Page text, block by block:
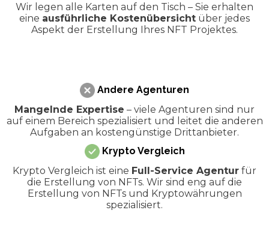
Wir legen alle Karten auf den Tisch – Sie erhalten
eine ausführliche Kostenübersicht über jedes
Aspekt der Erstellung Ihres NFT Projektes.
Andere Agenturen
Mangelnde Expertise – viele Agenturen sind nur
auf einem Bereich spezialisiert und leitet die anderen
Aufgaben an kostengünstige Drittanbieter.
Krypto Vergleich
Krypto Vergleich ist eine Full-Service Agentur für
die Erstellung von NFTs. Wir sind eng auf die
Erstellung von NFTs und Kryptowährungen
spezialisiert.